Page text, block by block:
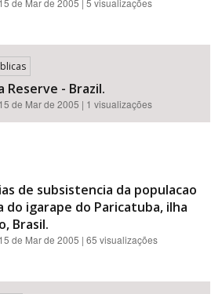
15 de Mar de 2005 | 5 visualizações
Reserve - Brazil.
15 de Mar de 2005 | 1 visualizações
de subsistencia da populacao
do igarape do Paricatuba, ilha
Brasil.
15 de Mar de 2005 | 65 visualizações